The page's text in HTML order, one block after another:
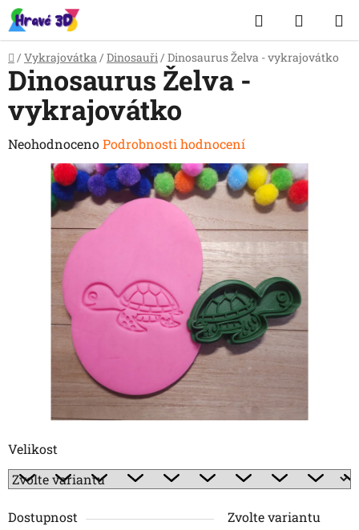
Přejít
na
obsah
Hledat
KOŠÍK
Domů
/ Vykrajovátka / Dinosauři / Dinosaurus Želva - vykrajovátko
Velikost
Dostupnost
Zvolte variantu
Dinosaurus Želva -
vykrajovátko
Průměrné
hodnocení
produktu
hvězdiček.
NeohodnocenoPodrobnosti hodnocení